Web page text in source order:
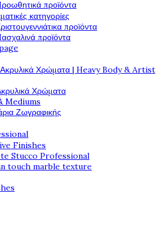
προϊόντα
κατηγορίες
προϊόντα
προϊόντα
Ακρυλικά Χρώματα | Heavy Body & Artist
Χρώματα
Mediums
Ζωγραφικής
Finishes
Stucco Professional
touch marble texture